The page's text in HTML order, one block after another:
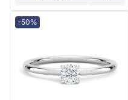
-50%